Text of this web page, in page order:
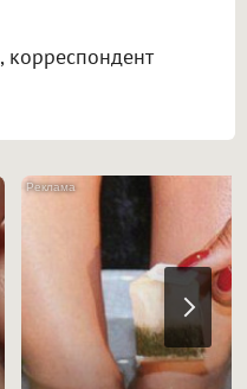
, корреспондент